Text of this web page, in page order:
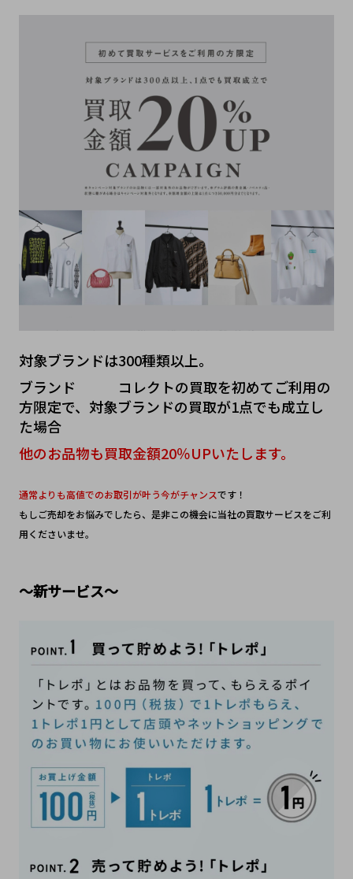
対象ブランドは300種類以上。
ブランド   コレクトの買取を初めてご利用の
方限定で、対象ブランドの買取が1点でも成立し
た場合
他のお品物も買取金額20％UPいたします。
通常よりも高値でのお取引が叶う今がチャンスです！
もしご売却をお悩みでしたら、是非この機会に当社の買取サービスをご利
用くださいませ。
～新サービス～